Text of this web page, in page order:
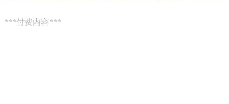
***付费内容***